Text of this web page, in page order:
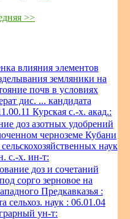
>>
влияния элементов
земляники на
почв в условиях
дис. ... кандидата
Курская с.-х. акад.:
доз азотных удобрений
черноземе Кубани
наук
с.-х. ин-т:
доз и сочетаний
сорго зерновое на
Предкавказья :
сельхоз. наук : 06.01.04
ун-т: